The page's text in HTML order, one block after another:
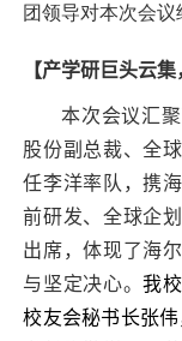
团领导对本次会议
【产学研巨头云
本次会议汇
股份副总裁、全
任李洋率队，携
前研发、全球企
出席，体现了海
与坚定决心。我
校友会秘书长张